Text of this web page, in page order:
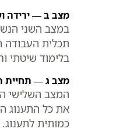
מצב ב — ירידה
במצב השני
תכלית העבודה
בלימוד שיטתי
מצב ג — תחיית
המצב השלישי
את כל התענוג
כמותית